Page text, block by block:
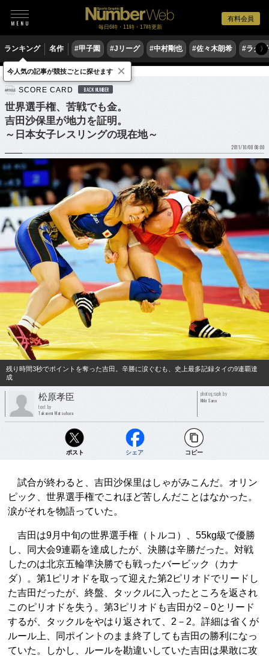
有料会員
毎日6時・11時・17時更新
ランキング 名作 #甲子園 #Jリーグ #中村剛也 #佐々木朗希 #ラグ〉
格闘技 レスリング
SCORE CARD BACK NUMBER
世界選手権、苦戦でも金。
吉田沙保里が地力を証明。
～日本女子レスリングの現在地～
2011/10/08 08:00
残り時間3秒でポイントを奪った吉田。辛勝に涙ぐむも、史上最多記録タイの9連覇達
成
松原孝臣
text by
Takaomi Matsubara
photograph by
Miki Sano
ポスト シェア コピー
試合が終わると、吉田沙保里はしゃがみこんだ。オリン
ピック、世界選手権でこれほど苦しんだことはなかった。
涙がそれを物語っていた。
吉田は9月中旬の世界選手権（トルコ）、55kg級で優勝
し、同大会9連覇を達成したが、決勝は辛勝だった。対戦
したのは北京五輪準決勝でも戦ったバービック（カナ
ダ）。第1ピリオドを取って迎えた第2ピリオドでリードし
た吉田だったが、終盤、タックルに入ったところを返され
このピリオドを失う。第3ピリオドも吉田が2－0とリード
するが、タックルをやはり返されて、2－2。詳細は省くが
ルール上、同ポイントのまま終了しても吉田の勝利になっ
ていた。しかし、ルールを勘違いしていた吉田は果敢に攻
今人気の記事が競技ごとに探せます ×